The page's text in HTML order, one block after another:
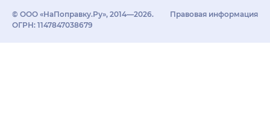
© ООО «НаПоправку.Ру», 2014—2026.
ОГРН: 1147847038679
Правовая информация